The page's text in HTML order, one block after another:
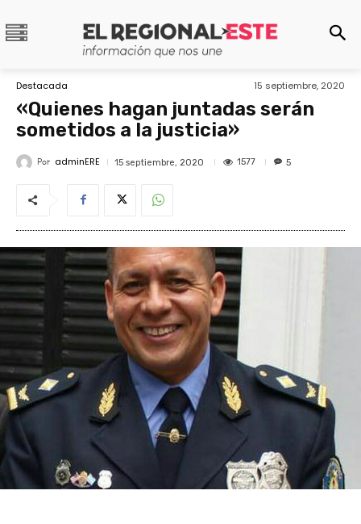
Destacada 15 septiembre, 2020
«Quienes hagan juntadas serán
sometidos a la justicia»
Por adminERE 15 septiembre, 2020 1577 5